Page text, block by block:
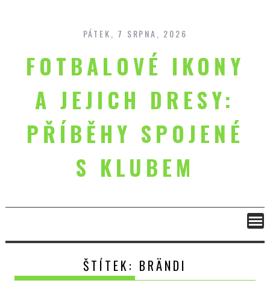
content
PÁTEK, 7 SRPNA, 2026
FOTBALOVÉ IKONY
A JEJICH DRESY:
PŘÍBĚHY SPOJENÉ
S KLUBEM
ŠTÍTEK: BRÄNDI